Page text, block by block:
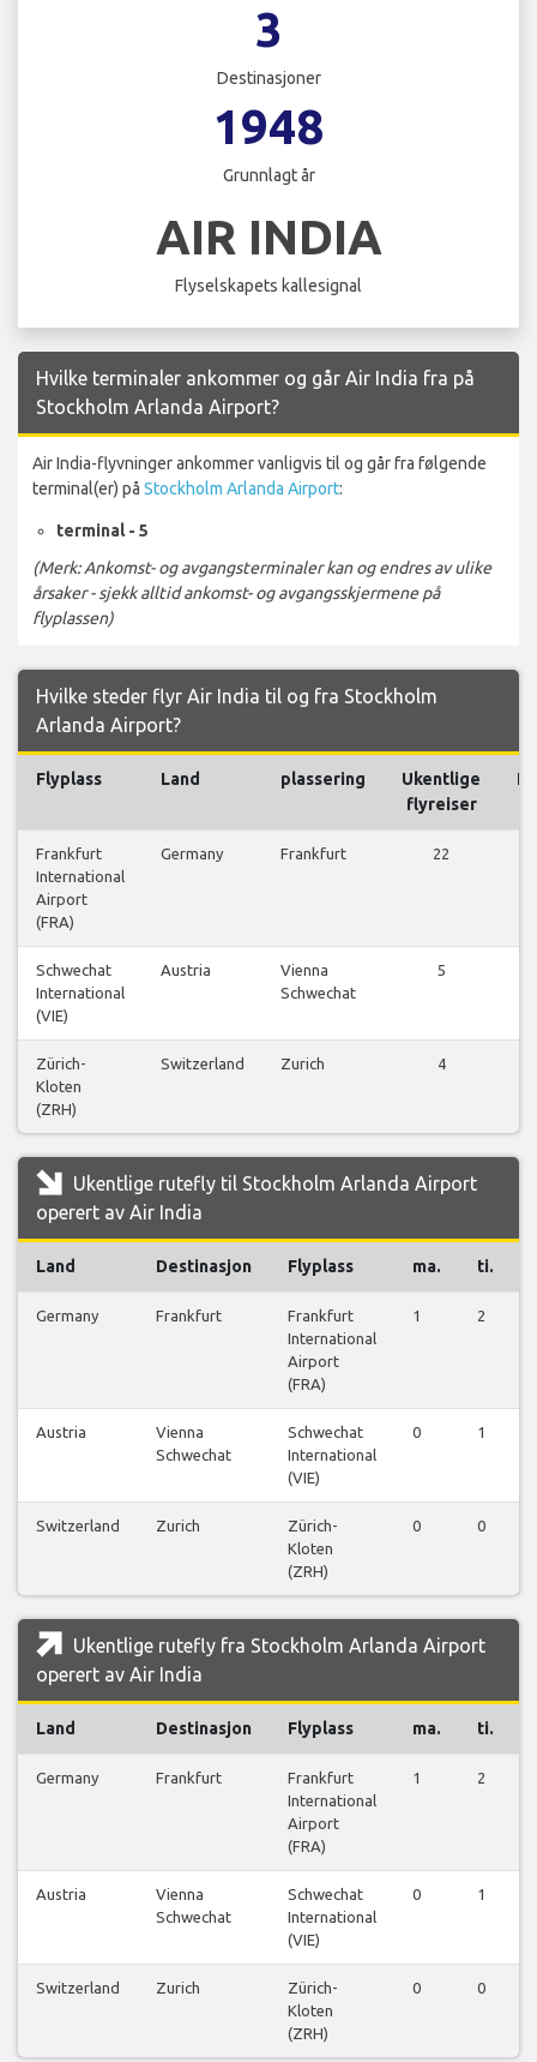
3
Destinasjoner
1948
Grunnlagt år
AIR INDIA
Flyselskapets kallesignal
Hvilke terminaler ankommer og går Air India fra på
Stockholm Arlanda Airport?
Air India-flyvninger ankommer vanligvis til og går fra følgende
terminal(er) på Stockholm Arlanda Airport:
terminal - 5
(Merk: Ankomst- og avgangsterminaler kan og endres av ulike
årsaker - sjekk alltid ankomst- og avgangsskjermene på
flyplassen)
Hvilke steder flyr Air India til og fra Stockholm
Arlanda Airport?
Flyplass Land plassering
Ukentlige
flyreiser
Frankfurt
International
Airport
(FRA)
Germany Frankfurt
22
Schwechat
International
(VIE)
Austria
Vienna
Schwechat
5
Zürich-
Kloten
(ZRH)
Switzerland Zurich
4
Ukentlige rutefly til Stockholm Arlanda Airport
operert av Air India
Land Destinasjon Flyplass ma. ti.
Germany Frankfurt
Frankfurt
International
Airport
(FRA)
1 2
Austria
Vienna
Schwechat
Schwechat
International
(VIE)
0 1
Switzerland Zurich
Zürich-
Kloten
(ZRH)
0 0
Ukentlige rutefly fra Stockholm Arlanda Airport
operert av Air India
Land Destinasjon Flyplass ma. ti.
Germany Frankfurt
Frankfurt
International
Airport
(FRA)
1 2
Austria
Vienna
Schwechat
Schwechat
International
(VIE)
0 1
Switzerland Zurich
Zürich-
Kloten
(ZRH)
0 0